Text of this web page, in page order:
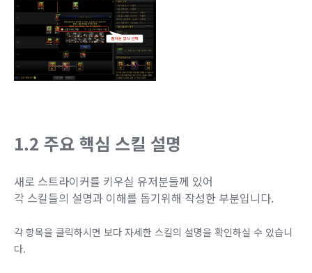
1.2 주요 핵심 스킬 설명
새로 스트라이커를 키우실 유저분들께 있어
각 스킬들의 설명과 이해를 돕기위해 작성한 부분입니다.
각 항목을 클릭하시면 보다 자세한 스킬의 설명을 확인하실 수 있습니
다.